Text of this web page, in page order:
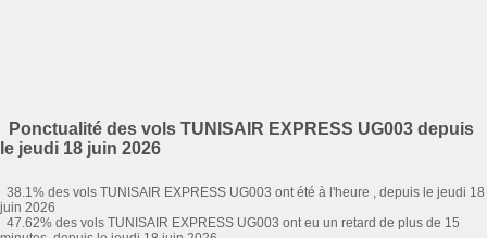
Ponctualité des vols TUNISAIR EXPRESS UG003 depuis
le jeudi 18 juin 2026
38.1% des vols TUNISAIR EXPRESS UG003 ont été à l'heure , depuis le jeudi 18
juin 2026
47.62% des vols TUNISAIR EXPRESS UG003 ont eu un retard de plus de 15